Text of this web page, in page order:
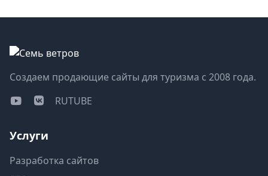
Создаем продающие сайты для туризма с 2008 года.
RUTUBE
Услуги
Разработка сайтов